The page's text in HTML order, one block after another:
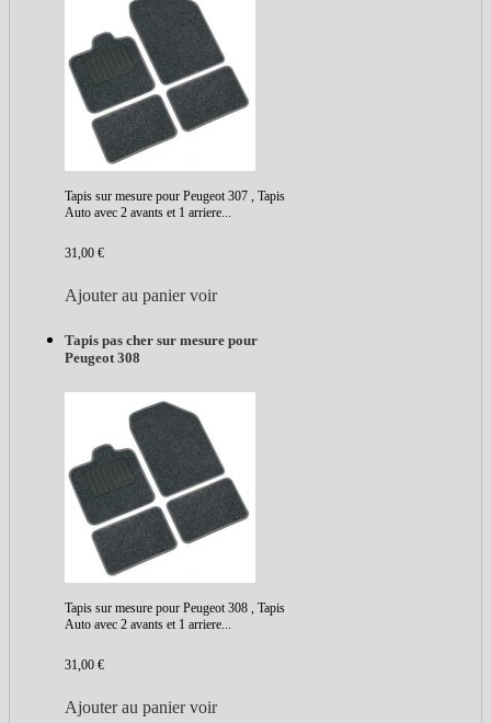
Tapis sur mesure pour Peugeot 307 , Tapis
Auto avec 2 avants et 1 arriere...
31,00 €
Ajouter au panier voir
Tapis pas cher sur mesure pour
Peugeot 308
Tapis sur mesure pour Peugeot 308 , Tapis
Auto avec 2 avants et 1 arriere...
31,00 €
Ajouter au panier voir